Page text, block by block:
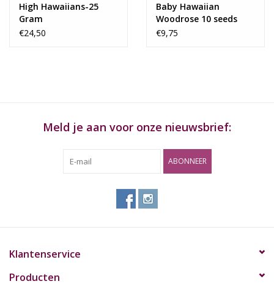
Bewaar de Magic Truffels op een donkere plek tussen 2°C en
4°C
Gebruik Magic Truffels alleen bij geestelijke gezondheid, niet bij
diabetes of zwangerschap.
Niet in combinatie gebruiken met alcohol, medicijnen en/of
Niet gebruiken bij zwangerschap en borstvoeding
Deelnemen aan het verkeer is niet toegestaan
High Hawaiians-25
Gram
€24,50
Baby Hawaiian
Woodrose 10 seeds
€9,75
Meld je aan voor onze nieuwsbrief:
ABONNEER
Klantenservice
Producten